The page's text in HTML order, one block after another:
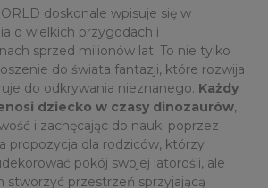
doskonale wpisuje się w
o wielkich przygodach i
sprzed milionów lat. To nie tylko
do świata fantazji, które rozwija
do odkrywania nieznanego. Każdy
dziecko w czasy dinozaurów,
i zachęcając do nauki poprzez
propozycja dla rodziców, którzy
pokój swojej latorośli, ale
stworzyć przestrzeń sprzyjającą